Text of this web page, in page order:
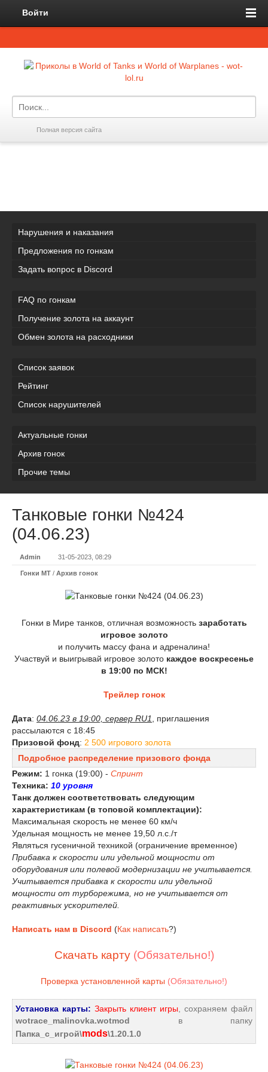
Войти
Полная версия сайта
Нарушения и наказания
Предложения по гонкам
Задать вопрос в Discord
FAQ по гонкам
Получение золота на аккаунт
Обмен золота на расходники
Список заявок
Рейтинг
Список нарушителей
Актуальные гонки
Архив гонок
Прочие темы
Танковые гонки №424
(04.06.23)
Admin 31-05-2023, 08:29
Гонки МТ / Архив гонок
Гонки в Мире танков, отличная возможность заработать
игровое золото
и получить массу фана и адреналина!
Участвуй и выигрывай игровое золото каждое воскресенье
в 19:00 по МСК!
Трейлер гонок
Дата: 04.06.23 в 19:00, сервер RU1
, приглашения
рассылаются с 18:45
Призовой фонд: 2 500 игрового золота
Подробное распределение призового фонда
Режим: 1 гонка (19:00) - Спринт
Техника: 10 уровня
Танк должен соответствовать следующим
характеристикам (в топовой комплектации):
Максимальная скорость не менее 60 км/ч
Удельная мощность не менее 19,50 л.с./т
Являться гусеничной техникой (ограничение временное)
Прибавка к скорости или удельной мощности от
оборудования или полевой модернизации не учитывается.
Учитывается прибавка к скорости или удельной
мощности от турборежима, но не учитывается от
реактивных ускорителей.
Написать нам в Discord (Как написать?)
Скачать карту (Обязательно!)
Проверка установленной карты (Обязательно!)
Установка карты: Закрыть клиент игры , сохраняем файл
wotrace_malinovka.wotmod в папку
Папка_с_игрой\mods\1.20.1.0